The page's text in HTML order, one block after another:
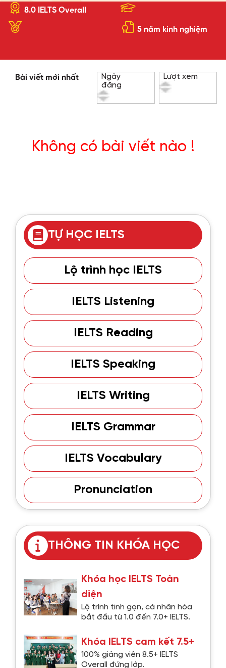
8.0 IELTS Overall
5 năm kinh nghiệm
Bài viết mới nhất
Ngày
đăng
Lượt xem
Không có bài viết nào !
TỰ HỌC IELTS
Lộ trình học IELTS
IELTS Listening
IELTS Reading
IELTS Speaking
IELTS Writing
IELTS Grammar
IELTS Vocabulary
Pronunciation
THÔNG TIN KHÓA HỌC
Khóa học IELTS Toàn
diện
Lộ trình tinh gọn, cá nhân hóa
bắt đầu từ 1.0 đến 7.0+ IELTS.
Khóa IELTS cam kết 7.5+
100% giảng viên 8.5+ IELTS
Overall đứng lớp.